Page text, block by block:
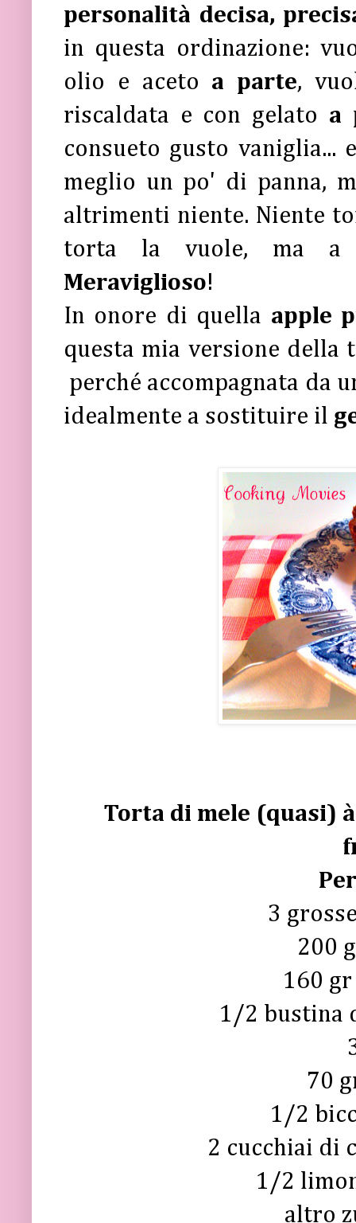
personalità decisa,
in questa ordinazione:
olio e aceto a parte,
riscaldata e con gelato a
consueto gusto vaniglia...
meglio un po' di panna,
altrimenti niente. Niente
torta la vuole, ma a
Meraviglioso!
In onore di quella apple
questa mia versione della
perché accompagnata da
idealmente a sostituire il
Torta di mele (quasi)
3
200
160
1/2 bustina
70
1/2
2 cucchiai di
1/2
altro